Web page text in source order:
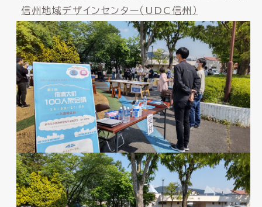
信州地域デザインセンター（UDC信州）